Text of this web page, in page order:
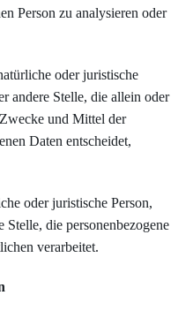
Person zu analysieren oder
oder juristische
andere Stelle, die allein oder
und Mittel der
Daten entscheidet,
oder juristische Person,
die personenbezogene
verarbeitet.